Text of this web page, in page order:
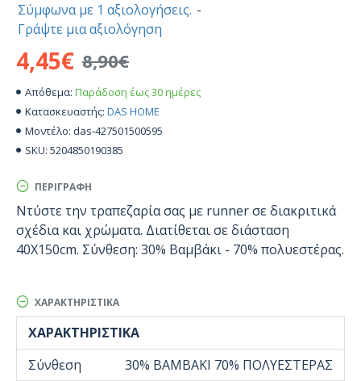
Απόθεμα: Παράδοση έως 30 ημέρες
Κατασκευαστής: DAS HOME
Μοντέλο: das-427501500595
SKU: 5204850190385
Σύμφωνα με 1 αξιολογήσεις. -
Γράψτε μια αξιολόγηση
4,45€ 8,90€
ΠΕΡΙΓΡΑΦΉ
Ντύστε την τραπεζαρία σας με runner σε διακριτικά
σχέδια και χρώματα. Διατίθεται σε διάσταση
40Χ150cm. Σύνθεση: 30% Βαμβάκι - 70% πολυεστέρας.
ΧΑΡΑΚΤΗΡΙΣΤΙΚΆ
ΧΑΡΑΚΤΗΡΙΣΤΙΚΆ
Σύνθεση
30% ΒΑΜΒΑΚΙ 70% ΠΟΛΥΕΣΤΕΡΑΣ